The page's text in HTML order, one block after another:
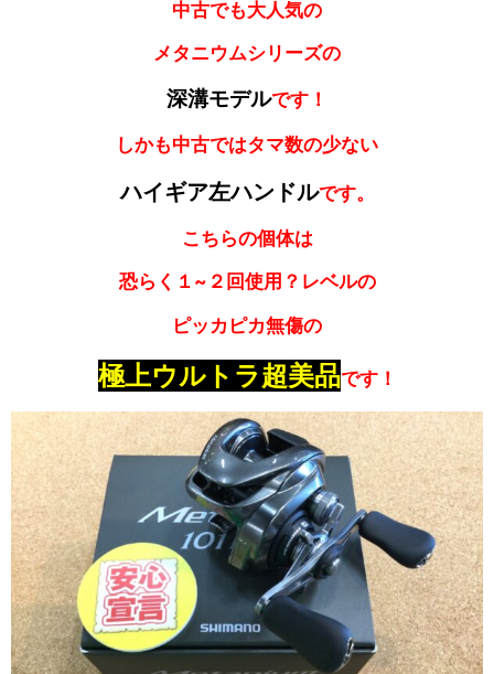
中古でも大人気の
メタニウムシリーズの
深溝モデルです！
しかも中古ではタマ数の少ない
ハイギア左ハンドルです。
こちらの個体は
恐らく１~２回使用？レベルの
ピッカピカ無傷の
極上ウルトラ超美品です！